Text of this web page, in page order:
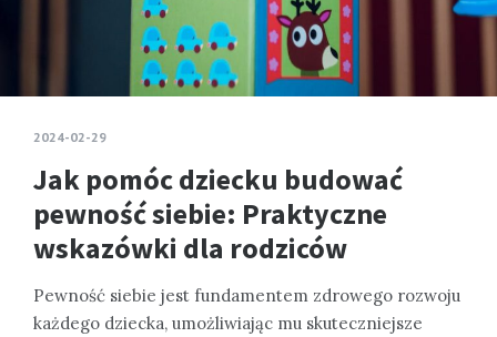
2024-02-29
Jak pomóc dziecku budować
pewność siebie: Praktyczne
wskazówki dla rodziców
Pewność siebie jest fundamentem zdrowego rozwoju
każdego dziecka, umożliwiając mu skuteczniejsze